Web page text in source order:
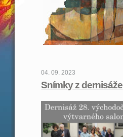
04. 09. 2023
Snímky z dernisáže